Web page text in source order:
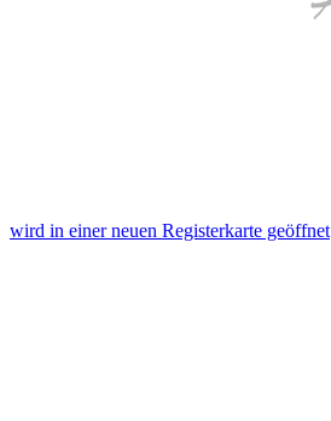
wird in einer neuen Registerkarte geöffnet